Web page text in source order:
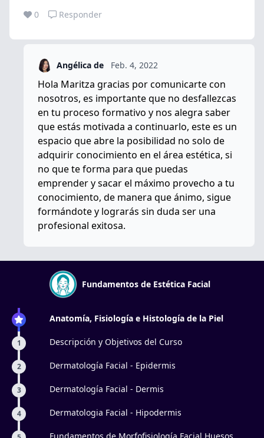
0 Responder
Angélica de Feb. 4, 2022
Hola Maritza gracias por comunicarte con
nosotros, es importante que no desfallezcas
en tu proceso formativo y nos alegra saber
que estás motivada a continuarlo, este es un
espacio que abre la posibilidad no solo de
adquirir conocimiento en el área estética, si
no que te forma para que puedas
emprender y sacar el máximo provecho a tu
conocimiento, de manera que ánimo, sigue
formándote y lograrás sin duda ser una
profesional exitosa.
Fundamentos de Estética Facial
Anatomía, Fisiología e Histología de la Piel
1 Descripción y Objetivos del Curso
2 Dermatología Facial - Epidermis
3 Dermatología Facial - Dermis
4 Dermatologia Facial - Hipodermis